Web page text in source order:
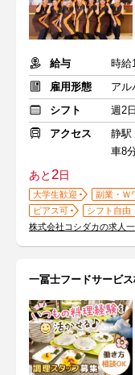
給与
時給
雇用形態
アル
シフト
週2
アクセス
静駅
車8
あと2日
大学生歓迎 副業・Ｗ
ピアス可
シフト自由
株式会社コシダカの求人
一冨士フードサービ